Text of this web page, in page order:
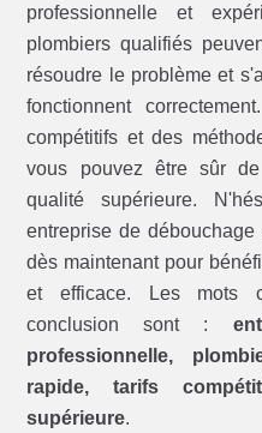
professionnelle et
plombiers qualifiés
résoudre le problème et
fonctionnent
compétitifs et des
vous pouvez être sûr
qualité supérieure.
entreprise de
dès maintenant pour
et efficace. Les mots
conclusion sont :
professionnelle,
rapide, tarifs
supérieure.